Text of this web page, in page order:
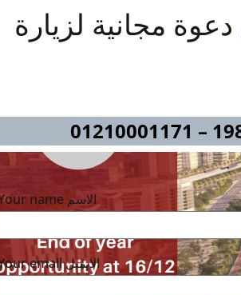
دعوة مجانية لزيارة
Your name الاسم
Your email الايميل